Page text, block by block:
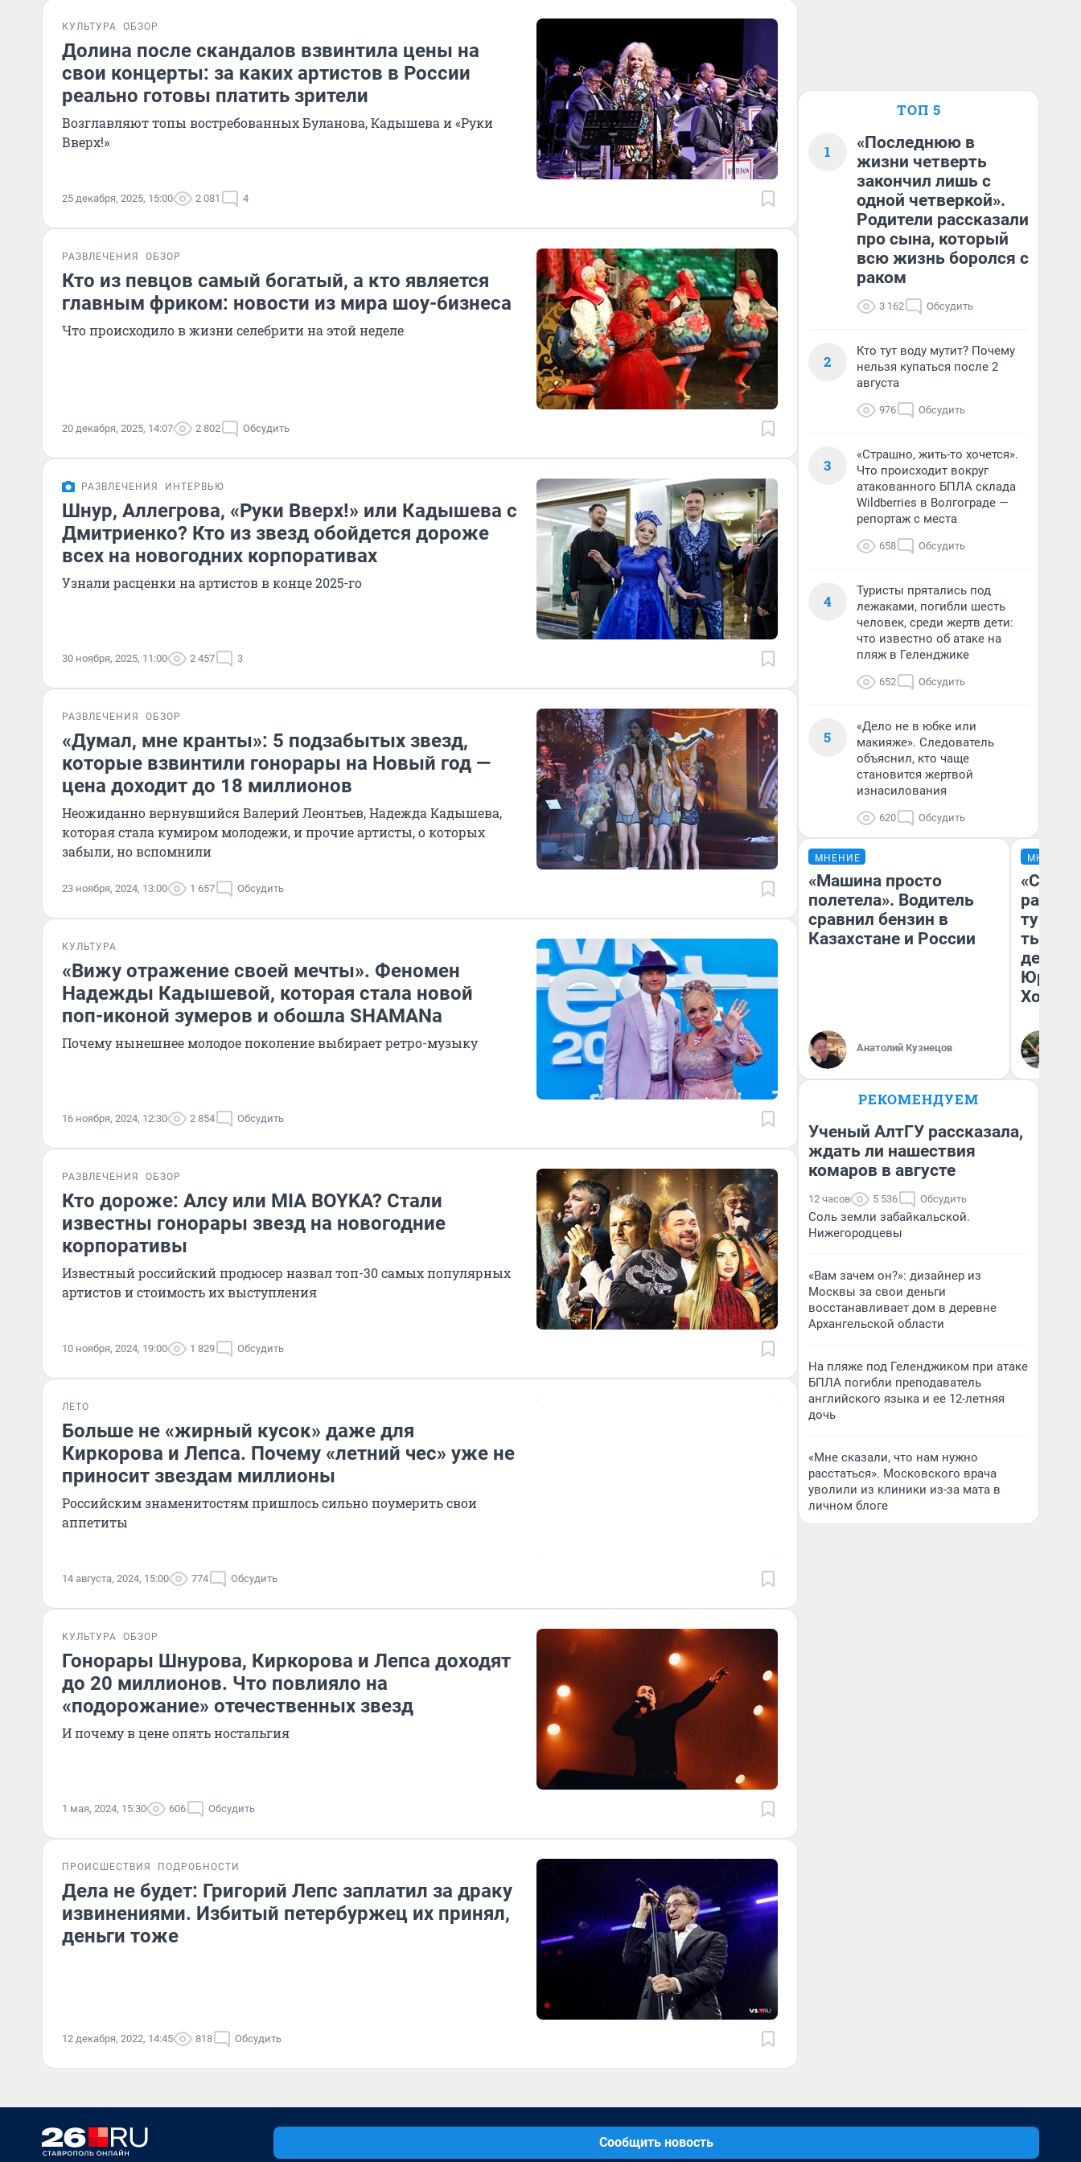
КУЛЬТУРА ОБЗОР
Долина после скандалов взвинтила цены на
свои концерты: за каких артистов в России
реально готовы платить зрители
Возглавляют топы востребованных Буланова, Кадышева и «Руки
Вверх!»
25 декабря, 2025, 15:00 2 081 4
РАЗВЛЕЧЕНИЯ ОБЗОР
Кто из певцов самый богатый, а кто является
главным фриком: новости из мира шоу-бизнеса
Что происходило в жизни селебрити на этой неделе
20 декабря, 2025, 14:07 2 802 Обсудить
РАЗВЛЕЧЕНИЯ ИНТЕРВЬЮ
Шнур, Аллегрова, «Руки Вверх!» или Кадышева с
Дмитриенко? Кто из звезд обойдется дороже
всех на новогодних корпоративах
Узнали расценки на артистов в конце 2025-го
30 ноября, 2025, 11:00 2 457 3
РАЗВЛЕЧЕНИЯ ОБЗОР
«Думал, мне кранты»: 5 подзабытых звезд,
которые взвинтили гонорары на Новый год —
цена доходит до 18 миллионов
Неожиданно вернувшийся Валерий Леонтьев, Надежда Кадышева,
которая стала кумиром молодежи, и прочие артисты, о которых
забыли, но вспомнили
23 ноября, 2024, 13:00 1 657 Обсудить
КУЛЬТУРА
«Вижу отражение своей мечты». Феномен
Надежды Кадышевой, которая стала новой
поп-иконой зумеров и обошла SHAMANа
Почему нынешнее молодое поколение выбирает ретро-музыку
16 ноября, 2024, 12:30 2 854 Обсудить
РАЗВЛЕЧЕНИЯ ОБЗОР
Кто дороже: Алсу или MIA BOYKA? Стали
известны гонорары звезд на новогодние
корпоративы
Известный российский продюсер назвал топ-30 самых популярных
артистов и стоимость их выступления
10 ноября, 2024, 19:00 1 829 Обсудить
ЛЕТО
Больше не «жирный кусок» даже для
Киркорова и Лепса. Почему «летний чес» уже не
приносит звездам миллионы
Российским знаменитостям пришлось сильно поумерить свои
аппетиты
14 августа, 2024, 15:00 774 Обсудить
КУЛЬТУРА ОБЗОР
Гонорары Шнурова, Киркорова и Лепса доходят
до 20 миллионов. Что повлияло на
«подорожание» отечественных звезд
И почему в цене опять ностальгия
1 мая, 2024, 15:30 606 Обсудить
ПРОИСШЕСТВИЯ ПОДРОБНОСТИ
Дела не будет: Григорий Лепс заплатил за драку
извинениями. Избитый петербуржец их принял,
деньги тоже
12 декабря, 2022, 14:45 818 Обсудить
ТОП 5
1
«Последнюю в
жизни четверть
закончил лишь с
одной четверкой».
Родители рассказали
про сына, который
всю жизнь боролся с
раком
3 162 Обсудить
2
Кто тут воду мутит? Почему
нельзя купаться после 2
августа
976 Обсудить
3
«Страшно, жить-то хочется».
Что происходит вокруг
атакованного БПЛА склада
Wildberries в Волгограде —
репортаж с места
658 Обсудить
4
Туристы прятались под
лежаками, погибли шесть
человек, среди жертв дети:
что известно об атаке на
пляж в Геленджике
652 Обсудить
5
«Дело не в юбке или
макияже». Следователь
объяснил, кто чаще
становится жертвой
изнасилования
620 Обсудить
МНЕНИЕ
«Машина просто
полетела». Водитель
сравнил бензин в
Казахстане и России
Анатолий Кузнецов
МНЕНИЕ
тысяч,
день
РЕКОМЕНДУЕМ
Ученый АлтГУ рассказала,
ждать ли нашествия
комаров в августе
12 часов 5 536 Обсудить
Соль земли забайкальской.
Нижегородцевы
«Вам зачем он?»: дизайнер из
Москвы за свои деньги
восстанавливает дом в деревне
Архангельской области
На пляже под Геленджиком при атаке
БПЛА погибли преподаватель
английского языка и ее 12-летняя
дочь
«Мне сказали, что нам нужно
расстаться». Московского врача
уволили из клиники из-за мата в
личном блоге
Сообщить новость